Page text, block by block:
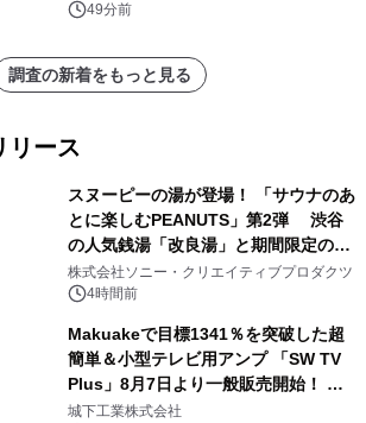
49分前
調査の新着をもっと見る
リース
スヌーピーの湯が登場！ 「サウナのあ
とに楽しむPEANUTS」第2弾 渋谷
の人気銭湯「改良湯」と期間限定のコ
ラボレーション サウナイキタイコラ
ボグッズも発売決定！
株式会社ソニー・クリエイティブプロダクツ
4時間前
Makuakeで目標1341％を突破した超
簡単＆小型テレビ用アンプ 「SW TV
Plus」8月7日より一般販売開始！ ケ
ーブル1本つなぐだけ、テレビの音が
城下工業株式会社